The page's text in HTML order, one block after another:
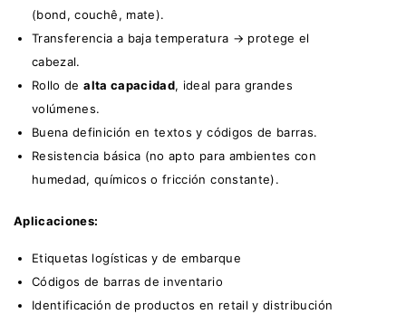
(bond, couchê, mate).
Transferencia a baja temperatura → protege el
cabezal.
Rollo dealta capacidad, ideal para grandes
volúmenes.
Buena definición en textos y códigos de barras.
Resistencia básica (no apto para ambientes con
humedad, químicos o fricción constante).
Aplicaciones:
Etiquetas logísticas y de embarque
Códigos de barras de inventario
Identificación de productos en retail y distribución